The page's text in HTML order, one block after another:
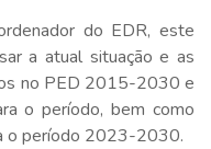
do EDR, este
a atual situação e as
no PED 2015-2030 e
o período, bem como
o período 2023-2030.